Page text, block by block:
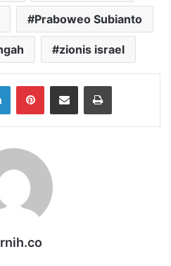
Praboweo Subianto
zionis israel
LinkedInPinterestShare via Email Print